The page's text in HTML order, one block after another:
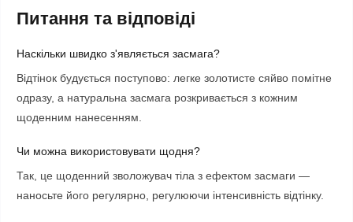
Питання та відповіді
Наскільки швидко з'являється засмага?
Відтінок будується поступово: легке золотисте сяйво помітне
одразу, а натуральна засмага розкривається з кожним
щоденним нанесенням.
Чи можна використовувати щодня?
Так, це щоденний зволожувач тіла з ефектом засмаги —
наносьте його регулярно, регулюючи інтенсивність відтінку.